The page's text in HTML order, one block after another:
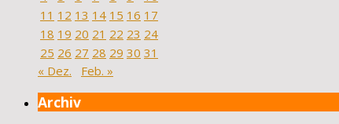
11 12 13 14 15 16 17
18 19 20 21 22 23 24
25 26 27 28 29 30 31
« Dez.
Feb. »
Archiv